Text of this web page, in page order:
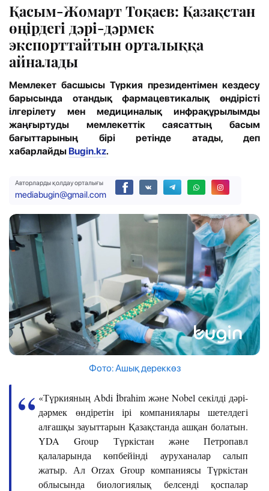
Қасым-Жомарт Тоқаев: Қазақстан
өңірдегі дәрі-дәрмек
экспорттайтын орталыққа
айналады
Мемлекет басшысы Түркия президентімен кездесу
барысында отандық фармацевтикалық өндірісті
ілгерілету мен медициналық инфрақұрылымды
жаңғыртуды мемлекеттік саясаттың басым
бағыттарының бірі ретінде атады, деп
хабарлайды Bugin.kz.
Авторларды қолдау орталығы
mediabugin@gmail.com
Фото: Ашық дереккөз
«Түркияның Abdi İbrahim және Nobel секілді дәрі-
дәрмек өндіретін ірі компаниялары шетелдегі
алғашқы зауыттарын Қазақстанда ашқан болатын.
YDA Group Түркістан және Петропавл
қалаларында көпбейінді ауруханалар салып
жатыр. Ал Orzax Group компаниясы Түркістан
облысында биологиялық белсенді қоспалар